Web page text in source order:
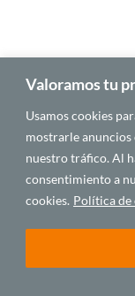
Valoramos tu
Usamos cookies
mostrarle anuncios
nuestro tráfico. Al
consentimiento a
cookies. Política de
Blog
Quiénes
Autores
Español